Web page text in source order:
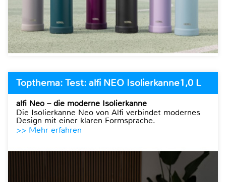
Topthema: Test: alfi NEO Isolierkanne1,0 L
alfi Neo – die moderne Isolierkanne
Die Isolierkanne Neo von Alfi verbindet modernes
Design mit einer klaren Formsprache.
>> Mehr erfahren